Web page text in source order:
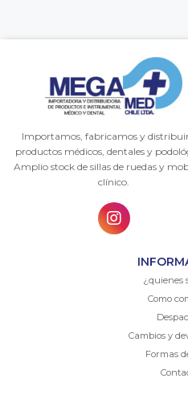
Importamos, fabricamos y
productos médicos, dentales y
Amplio stock de sillas de ruedas y
clínico.
¿quienes
Como
Cambios y
Formas